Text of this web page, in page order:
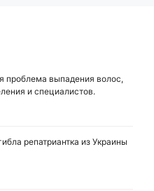
проблема выпадения волос,
и специалистов.
репатриантка из Украины